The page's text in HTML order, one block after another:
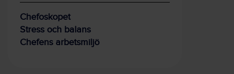
Chefoskopet
Stress och balans
Chefens arbetsmiljö